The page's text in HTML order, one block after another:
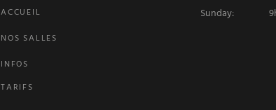
ACCUEIL
NOS SALLES
INFOS
TARIFS
Sunday: